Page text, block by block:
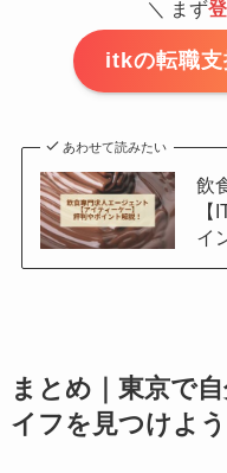
＼ まず
itkの転職支
あわせて読みたい
飲
イ
まとめ｜東京で
イフを見つけよう